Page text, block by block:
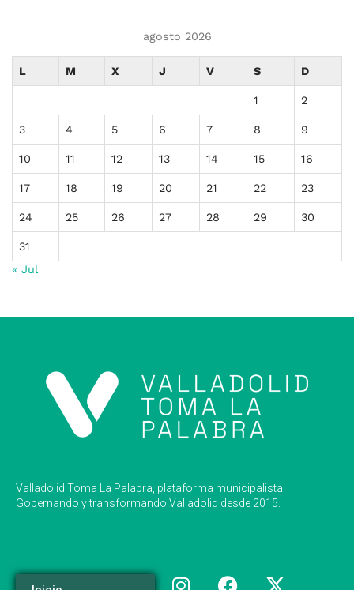
agosto 2026
L M X J V S D
1 2
3 4 5 6 7 8 9
10 11 12 13 14 15 16
17 18 19 20 21 22 23
24 25 26 27 28 29 30
31
« Jul
Valladolid Toma La Palabra, plataforma municipalista.
Gobernando y transformando Valladolid desde 2015.